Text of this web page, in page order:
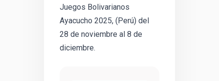
Juegos Bolivarianos
Ayacucho 2025, (Perú) del
28 de noviembre al 8 de
diciembre.